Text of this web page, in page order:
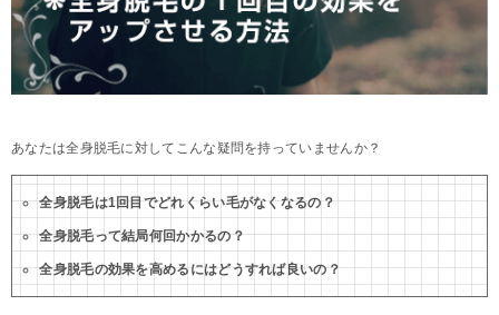
あなたは全身脱毛に対してこんな疑問を持っていませんか？
全身脱毛は1回目でどれくらい毛がなくなるの？
全身脱毛って結局何回かかるの？
全身脱毛の効果を高めるにはどうすれば良いの？